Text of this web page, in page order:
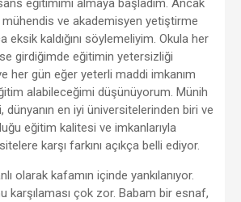
eğitimimi almaya başladım. Ancak
ve akademisyen yetiştirme
eksik kaldığını söylemeliyim. Okula her
girdiğimde eğitimin yetersizliği
her gün eğer yeterli maddi imkanım
alabileceğimi düşünüyorum. Münih
dünyanın en iyi üniversitelerinden biri ve
eğitim kalitesi ve imkanlarıyla
karşı farkını açıkça belli ediyor.
olarak kafamın içinde yankılanıyor.
karşılaması çok zor. Babam bir esnaf,